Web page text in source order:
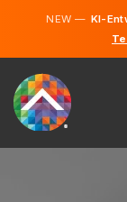
NEW —KI-